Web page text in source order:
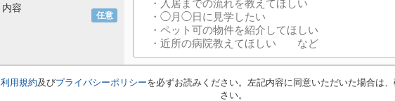
任意
内容
利用規約及びプライバシーポリシーを必ずお読みください。左記内容に同意いただいた場合は
さい。